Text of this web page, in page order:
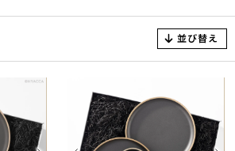
並び替え